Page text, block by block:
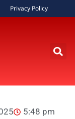
Privacy Policy
5:48 pm